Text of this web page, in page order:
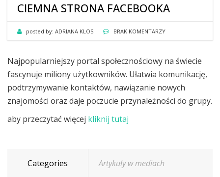
CIEMNA STRONA FACEBOOKA
posted by: ADRIANA KLOS BRAK KOMENTARZY
Najpopularniejszy portal społecznościowy na świecie
fascynuje miliony użytkowników. Ułatwia komunikację,
podtrzymywanie kontaktów, nawiązanie nowych
znajomości oraz daje poczucie przynależności do grupy.
aby przeczytać więcej kliknij tutaj
Categories Artykuły w mediach